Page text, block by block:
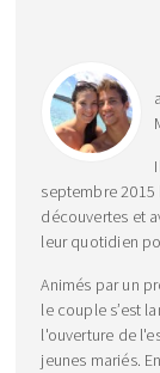
septembre
découvertes et
leur quotidien
Animés par un
le couple s’est
l'ouverture de
jeunes mariés.